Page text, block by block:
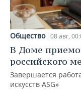
Общество 08 авг,
В Доме
российского
Завершается
искусств ASG»